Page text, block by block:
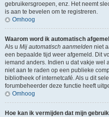
gebruikersgroepen, enz. Het neemt
is aan te bevelen om te registreren.
Omhoog
Waarom word ik automatisch
Als u Mij automatisch aanmelden niet
een bepaalde tijd weer afgemeld. Dit
iemand anders. Indien u dat vakje wel
niet aan te raden op een publieke
bibliotheek of internetcafé. Als u dit
forumbeheerder deze functie heeft
Omhoog
Hoe kan ik vermijden dat mijn